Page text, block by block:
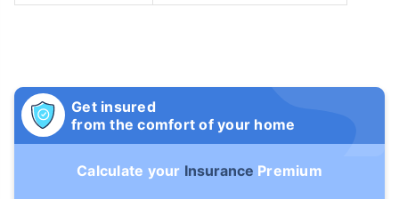
Get insured
from the comfort of your home
Calculate your Insurance Premium